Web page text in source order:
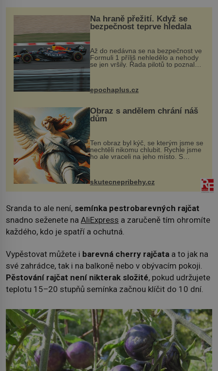
Na hraně přežití. Když se
bezpečnost teprve hledala
Až do nedávna se na bezpečnost ve
Formuli 1 příliš nehledělo a nehody
se jen vršily. Řada pilotů to poznala
na vlastní kůži, často s trvalými
následky nebo bohužel i ztrátou
života. Dnes nepochopiteln...
epochaplus.cz
Obraz s andělem chrání náš
dům
Ten obraz byl kýč, se kterým jsme se
nechtěli nikomu chlubit. Rychle jsme
ho ale vraceli na jeho místo. S
manželem Vaškem jsme si pořídili
chaloupku, takový domek na severu
Čech, kde jsme si naplánova...
skutecnepribehy.cz
Sranda to ale není, semínka pestrobarevných rajčat
snadno seženete na AliExpress a zaručeně tím ohromíte
každého, kdo je spatří a ochutná.
Vypěstovat můžete i barevná cherry rajčata a to jak na
své zahrádce, tak i na balkoně nebo v obývacím pokoji.
Pěstování rajčat není nikterak složité, pokud udržujete
teplotu 15–20 stupňů semínka začnou klíčit do 10 dní.